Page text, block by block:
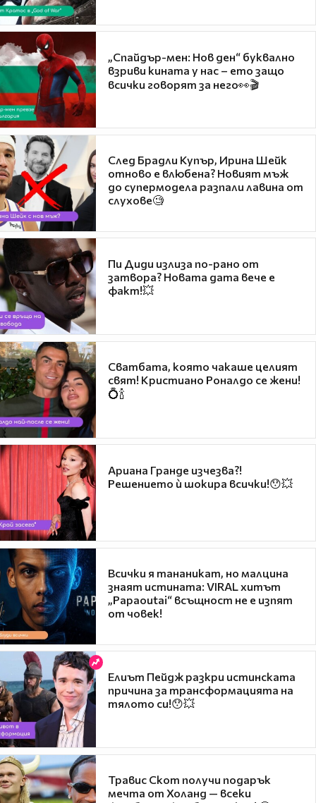
„Спайдър-мен: Нов ден“ буквално
взриви кината у нас – ето защо
всички говорят за него👀🎬
След Брадли Купър, Ирина Шейк
отново е влюбена? Новият мъж
до супермодела разпали лавина от
слухове🧐
Пи Диди излиза по-рано от
затвора? Новата дата вече е
факт!💥
Сватбата, която чакаше целият
свят! Кристиано Роналдо се жени!
💍🍾
Ариана Гранде изчезва?!
Решението ѝ шокира всички!😯💥
Всички я тананикат, но малцина
знаят истината: VIRAL хитът
„Papaoutai“ всъщност не е изпят
от човек!
Елиът Пейдж разкри истинската
причина за трансформацията на
тялото си!😯💥
Травис Скот получи подарък
мечта от Холанд — всеки